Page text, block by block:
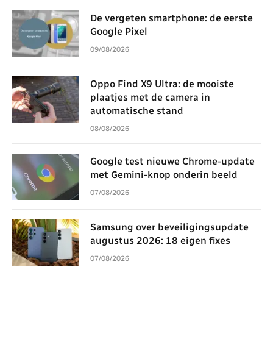
De vergeten smartphone: de eerste
Google Pixel
09/08/2026
Oppo Find X9 Ultra: de mooiste
plaatjes met de camera in
automatische stand
08/08/2026
Google test nieuwe Chrome-update
met Gemini-knop onderin beeld
07/08/2026
Samsung over beveiligingsupdate
augustus 2026: 18 eigen fixes
07/08/2026